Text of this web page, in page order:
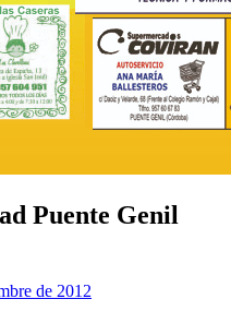
Puente Genil
de 2012